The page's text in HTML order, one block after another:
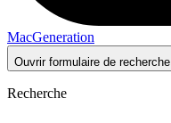
MacGeneration
Ouvrir formulaire de recherche
Recherche